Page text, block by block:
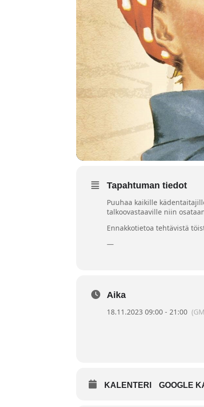
Tapahtuman tiedot
Puuhaa kaikille
talkoovastaaville niin
Ennakkotietoa tehtävistä
—
Aika
18.11.2023 09:00 - 21:00
KALENTERI GOOGLE